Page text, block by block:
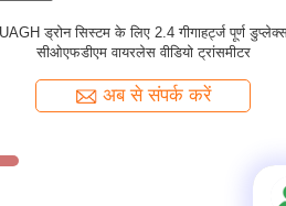
SDI ब्रॉडकास्ट कॉफ़डीएम वायरलेस वीडियो ट्रांसमीटर
5W H.265 4K HEVC
अब से संपर्क करें